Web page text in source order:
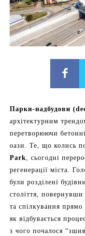
Парки-надбудови
архітектурним
перетворюючи
оази. Те, що колись
Park, сьогодні
регенерації міста.
були розділені
століття,
та спілкування
як відбувається
з чого почалося